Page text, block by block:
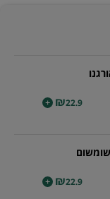
₪22.9
+
₪22.9
+